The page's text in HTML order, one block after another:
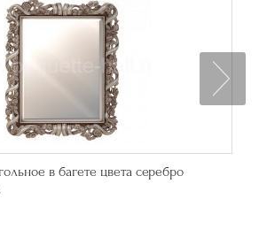
в багете цвета серебро